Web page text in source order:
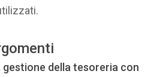
della tesoreria con